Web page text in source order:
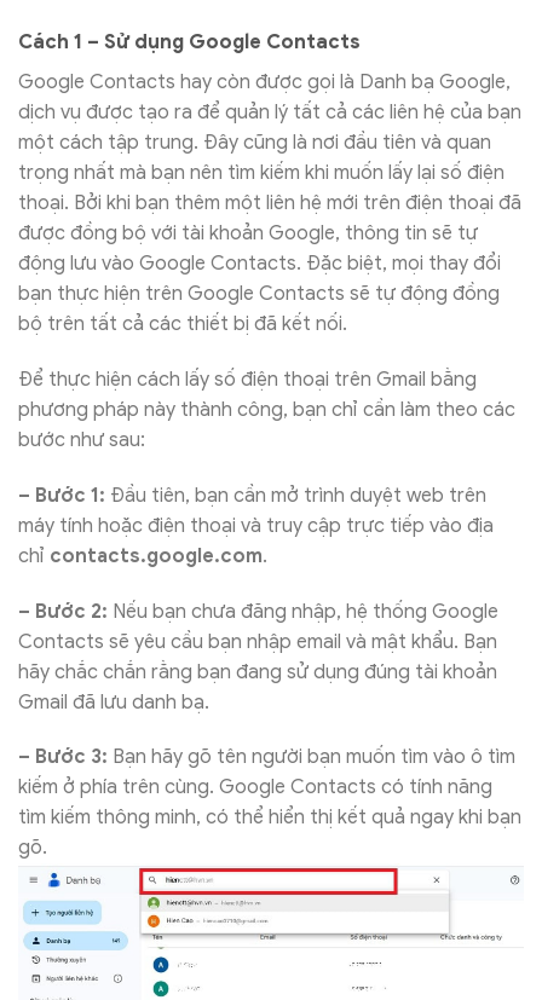
Cách 1 – Sử dụng Google Contacts
Google Contacts hay còn được gọi là Danh bạ Google,
dịch vụ được tạo ra để quản lý tất cả các liên hệ của bạn
một cách tập trung. Đây cũng là nơi đầu tiên và quan
trọng nhất mà bạn nên tìm kiếm khi muốn lấy lại số điện
thoại. Bởi khi bạn thêm một liên hệ mới trên điện thoại đã
được đồng bộ với tài khoản Google, thông tin sẽ tự
động lưu vào Google Contacts. Đặc biệt, mọi thay đổi
bạn thực hiện trên Google Contacts sẽ tự động đồng
bộ trên tất cả các thiết bị đã kết nối.
Để thực hiện cách lấy số điện thoại trên Gmail bằng
phương pháp này thành công, bạn chỉ cần làm theo các
bước như sau:
– Bước 1: Đầu tiên, bạn cần mở trình duyệt web trên
máy tính hoặc điện thoại và truy cập trực tiếp vào địa
chỉ contacts.google.com.
– Bước 2: Nếu bạn chưa đăng nhập, hệ thống Google
Contacts sẽ yêu cầu bạn nhập email và mật khẩu. Bạn
hãy chắc chắn rằng bạn đang sử dụng đúng tài khoản
Gmail đã lưu danh bạ.
– Bước 3: Bạn hãy gõ tên người bạn muốn tìm vào ô tìm
kiếm ở phía trên cùng. Google Contacts có tính năng
tìm kiếm thông minh, có thể hiển thị kết quả ngay khi bạn
gõ.